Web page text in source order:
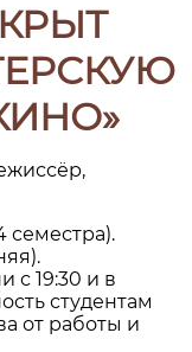
семестра).
с 19:30 и в
студентам
от работы и